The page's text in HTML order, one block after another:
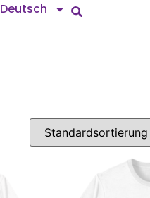
Deutsch